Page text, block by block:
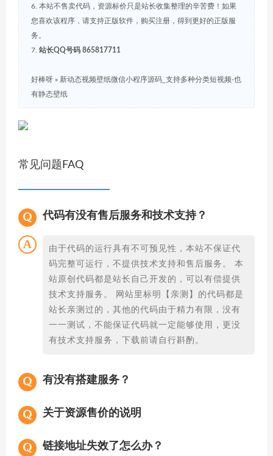
6. 本站不售卖代码，资源标价只是站长收集整理的辛苦费！如果
您喜欢该程序，请支持正版软件，购买注册，得到更好的正版服
务。
7. 站长QQ号码 865817711
好棒呀 » 新动态视频壁纸微信小程序源码_支持多种分类短视频-也
有静态壁纸
常见问题FAQ
代码有没有售后服务和技术支持？
由于代码的运行具有不可预见性，本站不保证代
码完整可运行，不提供技术支持和售后服务。 本
站原创代码都是站长自己开发的，可以有偿提供
技术支持服务。 网站里标明【亲测】的代码都是
站长亲测过的，其他的代码由于精力有限，没有
一一测试，不能保证代码就一定能够使用，更没
有技术支持服务，下载前请自行斟酌。
有没有搭建服务？
关于资源售价的说明
链接地址失效了怎么办？